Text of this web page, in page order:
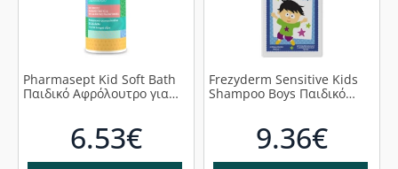
Pharmasept Kid Soft Bath
Παιδικό Αφρόλουτρο για
6.53€
Frezyderm Sensitive Kids
Shampoo Boys Παιδικό
9.36€